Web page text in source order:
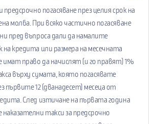
предсрочно погасяване през целия срок на
молба. При всяко частично погасяване
пред въпроса дали да намалите
кредита или размера на месечната
имат право да начислят (и го правят) 1%
върху сумата, която погасявате
първите 12 (дванадесет) месеца от
След изтичане на първата година
такси за предсрочно